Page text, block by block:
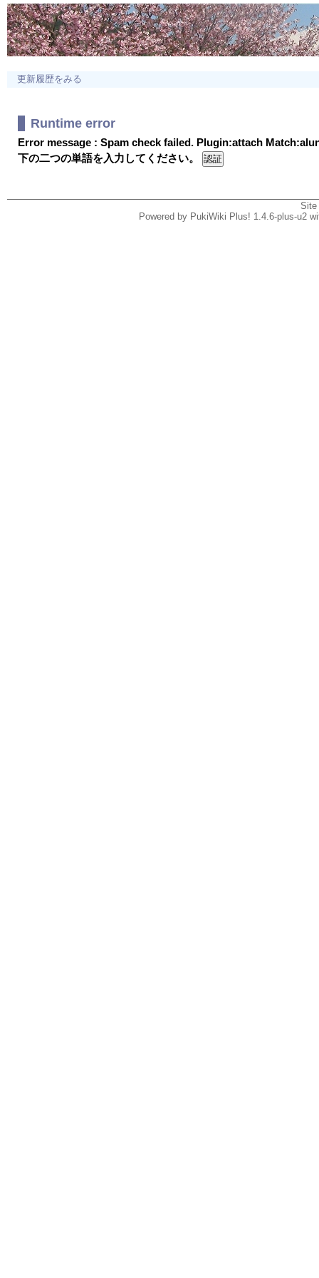
更新履歴をみる
Runtime error
Error message : Spam check failed. Plugin:attach
下の二つの単語を入力してください。
Powered by PukiWiki Plus! 1.4.6-plus-u2